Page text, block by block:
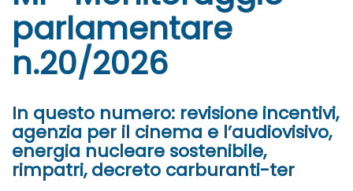
parlamentare
n.20/2026
In questo numero: revisione incentivi,
agenzia per il cinema e l’audiovisivo,
energia nucleare sostenibile,
rimpatri, decreto carburanti-ter